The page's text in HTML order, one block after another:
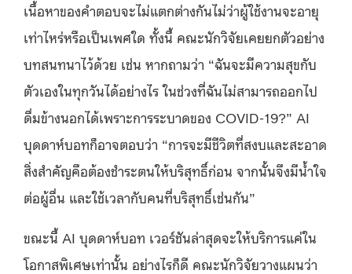
เนื้อหาของคำตอบจะไม่แตกต่างกันไม่ว่าผู้ใช้งานจะอายุ
เท่าไหร่หรือเป็นเพศใด ทั้งนี้ คณะนักวิจัยเคยยกตัวอย่าง
บทสนทนาไว้ด้วย เช่น หากถามว่า “ฉันจะมีความสุขกับ
ตัวเองในทุกวันได้อย่างไร ในช่วงที่ฉันไม่สามารถออกไป
ดื่มข้างนอกได้เพราะการระบาดของ COVID-19?” AI
บุดดาห์บอทก็อาจตอบว่า “การจะมีชีวิตที่สงบและสะอาด
สิ่งสำคัญคือต้องชำระตนให้บริสุทธิ์ก่อน จากนั้นจึงมีน้ำใจ
ต่อผู้อื่น และใช้เวลากับคนที่บริสุทธิ์เช่นกัน”
ขณะนี้ AI บุดดาห์บอท เวอร์ชันล่าสุดจะให้บริการแค่ใน
โอกาสพิเศษเท่านั้น อย่างไรก็ดี คณะนักวิจัยวางแผนว่า